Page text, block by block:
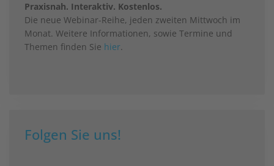
Praxisnah. Interaktiv. Kostenlos.
Die neue Webinar-Reihe, jeden zweiten Mittwoch im
Monat. Weitere Informationen, sowie Termine und
Themen finden Sie hier.
Folgen Sie uns!